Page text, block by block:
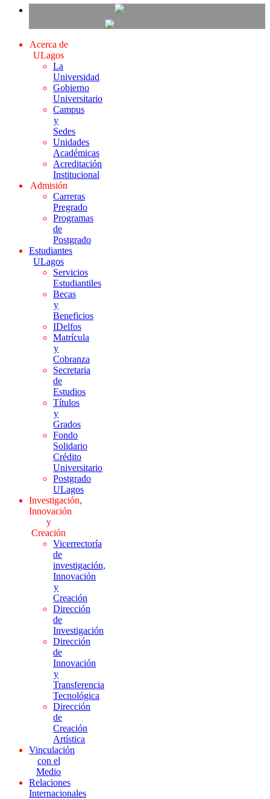
Acerca de
ULagos
La
Universidad
Gobierno
Universitario
Campus
y
Sedes
Unidades
Académicas
Acreditación
Institucional
Admisión
Carreras
Pregrado
Programas
de
Postgrado
Estudiantes
ULagos
Servicios
Estudiantiles
Becas
y
Beneficios
IDelfos
Matrícula
y
Cobranza
Secretaria
de
Estudios
Títulos
y
Grados
Fondo
Solidario
Crédito
Universitario
Postgrado
ULagos
Investigación,
Innovación
y
Creación
Vicerrectoría
de
investigación,
Innovación
y
Creación
Dirección
de
Investigación
Dirección
de
Innovación
y
Transferencia
Tecnológica
Dirección
de
Creación
Artística
Vinculación
con el
Medio
Relaciones
Internacionales